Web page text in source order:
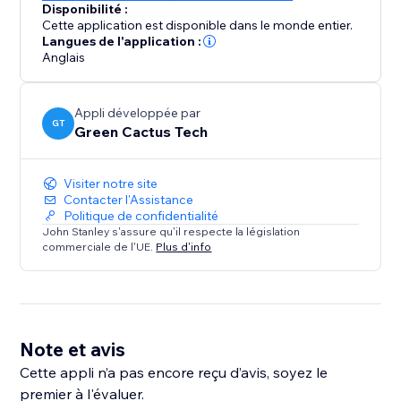
Disponibilité :
Cette application est disponible dans le monde entier.
Langues de l'application :
Anglais
GT
Appli développée par
Green Cactus Tech
Visiter notre site
Contacter l'Assistance
Politique de confidentialité
John Stanley s'assure qu'il respecte la législation
commerciale de l'UE. Plus d'info
Note et avis
Cette appli n’a pas encore reçu d’avis, soyez le
premier à l'évaluer.